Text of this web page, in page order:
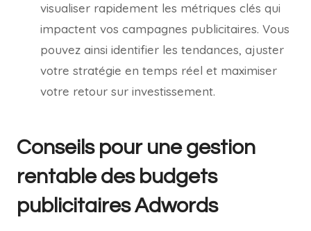
visualiser rapidement les métriques clés qui
impactent vos campagnes publicitaires. Vous
pouvez ainsi identifier les tendances, ajuster
votre stratégie en temps réel et maximiser
votre retour sur investissement.
Conseils pour une gestion
rentable des budgets
publicitaires Adwords